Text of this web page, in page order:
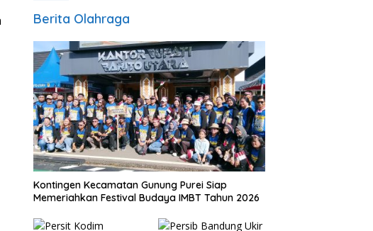
Berita Olahraga
Kontingen Kecamatan Gunung Purei Siap
Memeriahkan Festival Budaya IMBT Tahun 2026